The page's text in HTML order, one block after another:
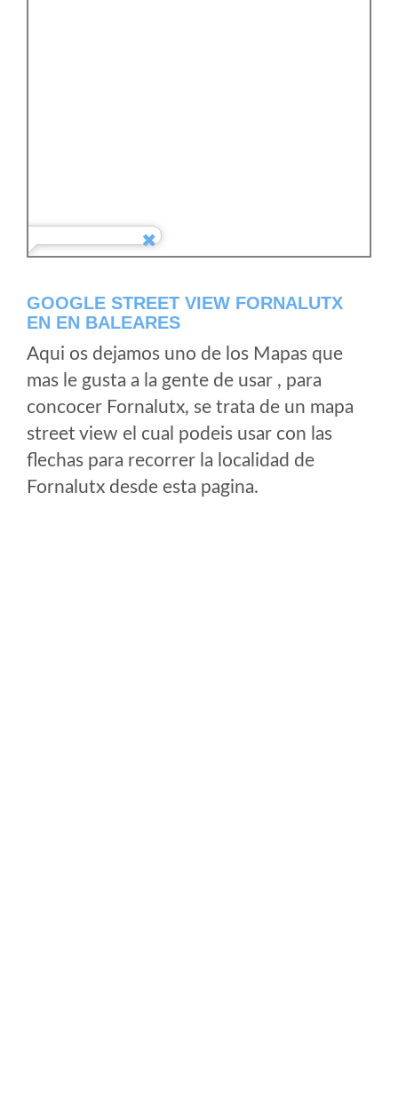
GOOGLE STREET VIEW FORNALUTX
EN EN BALEARES
Aqui os dejamos uno de los Mapas que
mas le gusta a la gente de usar , para
concocer Fornalutx, se trata de un mapa
street view el cual podeis usar con las
flechas para recorrer la localidad de
Fornalutx desde esta pagina.